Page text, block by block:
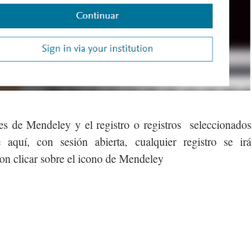
de Mendeley y el registro o registros seleccionados
con sesión abierta, cualquier registro se irá
clicar sobre el icono de Mendeley